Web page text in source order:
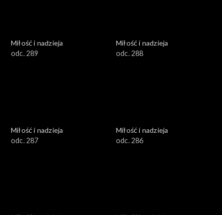
Miłość i nadzieja
odc. 289
Miłość i nadzieja
odc. 288
Miłość i nadzieja
odc. 287
Miłość i nadzieja
odc. 286